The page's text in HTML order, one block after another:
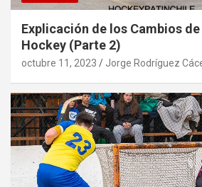
Explicación de los Cambios de
Hockey (Parte 2)
octubre 11, 2023 Jorge Rodríguez